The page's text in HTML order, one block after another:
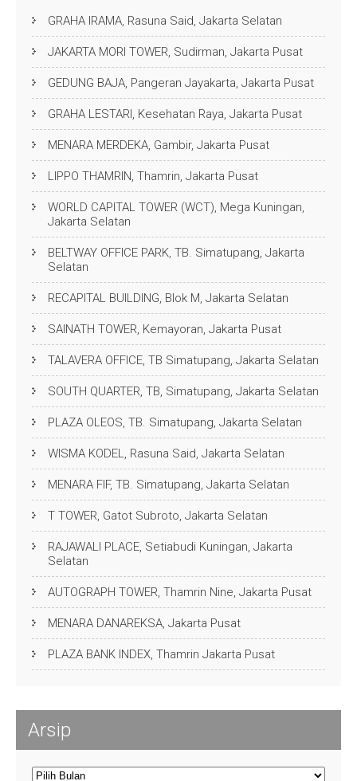
GRAHA IRAMA, Rasuna Said, Jakarta Selatan
JAKARTA MORI TOWER, Sudirman, Jakarta Pusat
GEDUNG BAJA, Pangeran Jayakarta, Jakarta Pusat
GRAHA LESTARI, Kesehatan Raya, Jakarta Pusat
MENARA MERDEKA, Gambir, Jakarta Pusat
LIPPO THAMRIN, Thamrin, Jakarta Pusat
WORLD CAPITAL TOWER (WCT), Mega Kuningan,
Jakarta Selatan
BELTWAY OFFICE PARK, TB. Simatupang, Jakarta
Selatan
RECAPITAL BUILDING, Blok M, Jakarta Selatan
SAINATH TOWER, Kemayoran, Jakarta Pusat
TALAVERA OFFICE, TB Simatupang, Jakarta Selatan
SOUTH QUARTER, TB, Simatupang, Jakarta Selatan
PLAZA OLEOS, TB. Simatupang, Jakarta Selatan
WISMA KODEL, Rasuna Said, Jakarta Selatan
MENARA FIF, TB. Simatupang, Jakarta Selatan
T TOWER, Gatot Subroto, Jakarta Selatan
RAJAWALI PLACE, Setiabudi Kuningan, Jakarta
Selatan
AUTOGRAPH TOWER, Thamrin Nine, Jakarta Pusat
MENARA DANAREKSA, Jakarta Pusat
PLAZA BANK INDEX, Thamrin Jakarta Pusat
Arsip
Arsip